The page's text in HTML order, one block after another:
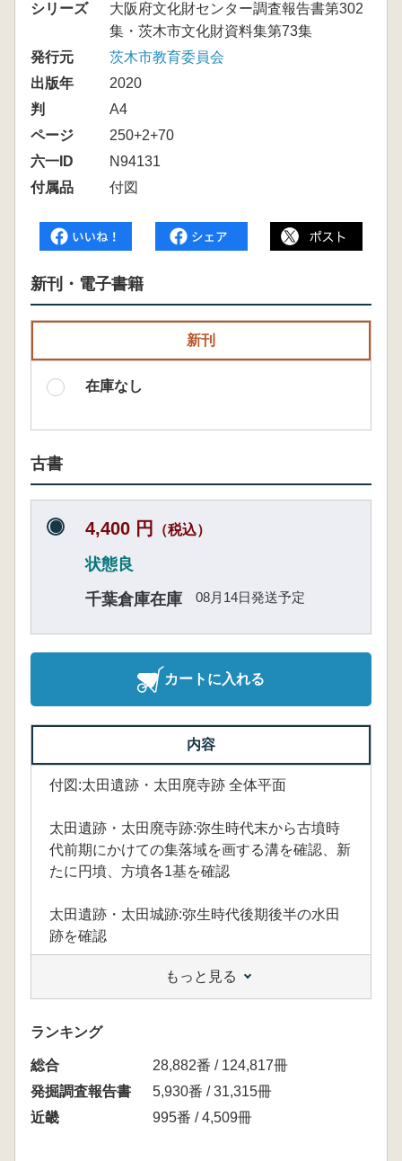
シリーズ
大阪府文化財センター調査報告書第302
集・茨木市文化財資料集第73集
発行元
茨木市教育委員会
出版年
2020
判
A4
ページ
250+2+70
六一ID
N94131
付属品
付図
新刊・電子書籍
新刊
在庫なし
古書
4,400 円 （税込）
状態良
千葉倉庫在庫
08月14日発送予定
カートに入れる
内容
付図:太田遺跡・太田廃寺跡 全体平面
太田遺跡・太田廃寺跡:弥生時代末から古墳時
代前期にかけての集落域を画する溝を確認、新
たに円墳、方墳各1基を確認
太田遺跡・太田城跡:弥生時代後期後半の水田
跡を確認
もっと見る
ランキング
総合
28,882番 / 124,817冊
発掘調査報告書
5,930番 / 31,315冊
近畿
995番 / 4,509冊